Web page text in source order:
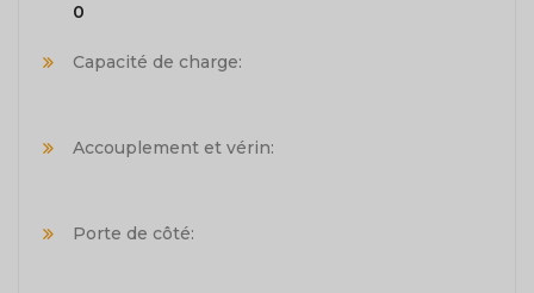
0
Capacité de charge:
Accouplement et vérin:
Porte de côté: